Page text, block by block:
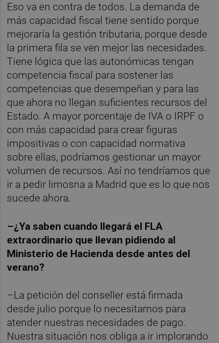
Eso va en contra de todos. La demanda de
más capacidad fiscal tiene sentido porque
mejoraría la gestión tributaria, porque desde
la primera fila se ven mejor las necesidades.
Tiene lógica que las autonómicas tengan
competencia fiscal para sostener las
competencias que desempeñan y para las
que ahora no llegan suficientes recursos del
Estado. A mayor porcentaje de IVA o IRPF o
con más capacidad para crear figuras
impositivas o con capacidad normativa
sobre ellas, podríamos gestionar un mayor
volumen de recursos. Así no tendríamos que
ir a pedir limosna a Madrid que es lo que nos
sucede ahora.
–¿Ya saben cuando llegará el FLA
extraordinario que llevan pidiendo al
Ministerio de Hacienda desde antes del
verano?
–La petición del conseller está firmada
desde julio porque lo necesitamos para
atender nuestras necesidades de pago.
Nuestra situación nos obliga a ir implorando